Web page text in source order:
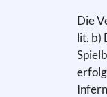
Die
lit. b)